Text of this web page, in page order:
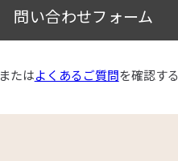
問い合わせフォーム
またはよくあるご質問を確認する